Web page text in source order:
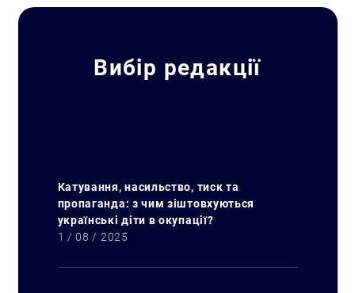
Вибір редакції
Катування, насильство, тиск та
пропаганда: з чим зіштовхуються
українські діти в окупації?
1 / 08 / 2025